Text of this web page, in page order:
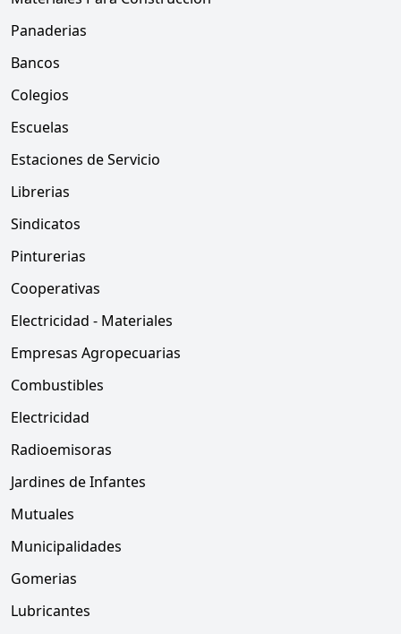
Panaderias
Bancos
Colegios
Escuelas
Estaciones de Servicio
Librerias
Sindicatos
Pinturerias
Cooperativas
Electricidad - Materiales
Empresas Agropecuarias
Combustibles
Electricidad
Radioemisoras
Jardines de Infantes
Mutuales
Municipalidades
Gomerias
Lubricantes